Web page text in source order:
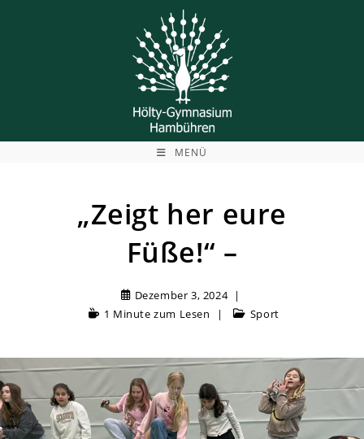
MENÜ
„Zeigt her eure
Füße!“ –
Dezember 3, 2024
1 Minute zum Lesen
Sport